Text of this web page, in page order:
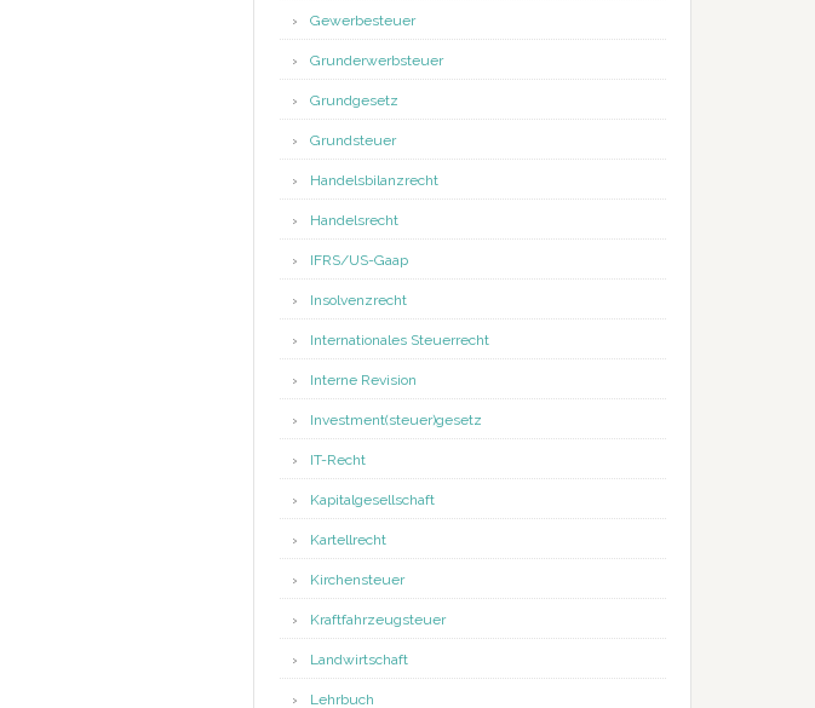
Gewerbesteuer
Grunderwerbsteuer
Grundgesetz
Grundsteuer
Handelsbilanzrecht
Handelsrecht
IFRS/US-Gaap
Insolvenzrecht
Internationales Steuerrecht
Interne Revision
Investment(steuer)gesetz
IT-Recht
Kapitalgesellschaft
Kartellrecht
Kirchensteuer
Kraftfahrzeugsteuer
Landwirtschaft
Lehrbuch